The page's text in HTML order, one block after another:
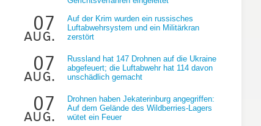
07
aug.
Auf der Krim wurden ein russisches
Luftabwehrsystem und ein Militärkran
zerstört
07
aug.
Russland hat 147 Drohnen auf die Ukraine
abgefeuert; die Luftabwehr hat 114 davon
unschädlich gemacht
07
aug.
Drohnen haben Jekaterinburg angegriffen:
Auf dem Gelände des Wildberries-Lagers
wütet ein Feuer